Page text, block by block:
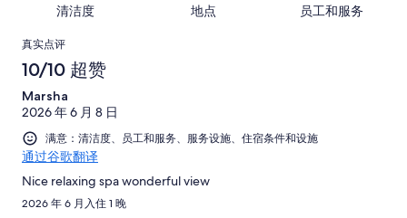
条
点
有
961
条
点
评
共
有
961
条
点
评
评，
共
有
961
条
点
条
好
评，
共
有
961
条
点
评
清洁度 地点 员工和服务
点
评
真实点评
10/10 超赞
Marsha
2026 年 6 月 8 日
满意：清洁度、员工和服务、服务设施、住宿条件和设施
通过谷歌翻译
Nice relaxing spa wonderful view
2026 年 6 月入住 1 晚